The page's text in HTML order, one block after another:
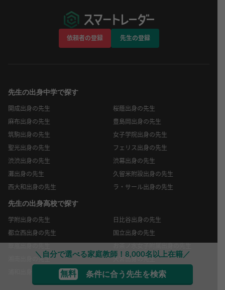
＼自分で選べる家庭教師！8,000名以上在籍／
無料 条件に合う先生を検索
依頼者の登録 先生の登録
先生の出身中学で探す
開成出身の先生
桜蔭出身の先生
麻布出身の先生
豊島岡出身の先生
筑駒出身の先生
女子学院出身の先生
聖光出身の先生
フェリス出身の先生
渋渋出身の先生
渋幕出身の先生
灘出身の先生
久留米附設出身の先生
西大和出身の先生
ラ・サール出身の先生
先生の出身高校で探す
学附出身の先生
日比谷出身の先生
都立西出身の先生
国立出身の先生
湘南出身の先生
大宮出身の先生
県立千葉出身の先生